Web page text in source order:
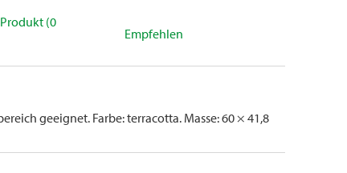
(0
Empfehlen
geeignet. Farbe: terracotta. Masse: 60 × 41,8